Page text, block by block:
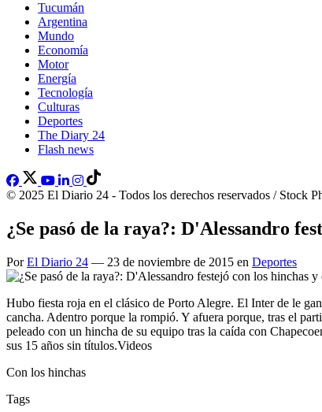
Tucumán
Argentina
Mundo
Economía
Motor
Energía
Tecnología
Culturas
Deportes
The Diary 24
Flash news
© 2025 El Diario 24 - Todos los derechos reservados / Stock
¿Se pasó de la raya?: D'Alessandro
PorEl Diario 24 — 23 de noviembre de 2015 en Deportes
Hubo fiesta roja en el clásico de Porto Alegre. El Inter de le
cancha. Adentro porque la rompió. Y afuera porque, tras el
peleado con un hincha de su equipo tras la caída con
sus 15 años sin títulos.Videos
Con los hinchas
Tags